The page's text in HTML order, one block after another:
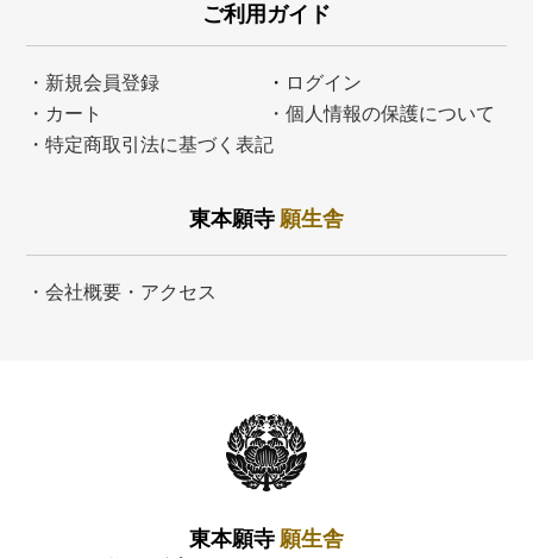
ご利用ガイド
・新規会員登録 ・ ログイン
・カート
・個人情報の保護について
・特定商取引法に基づく表記
東本願寺 願生舎
・会社概要・アクセス
東本願寺 願生舎